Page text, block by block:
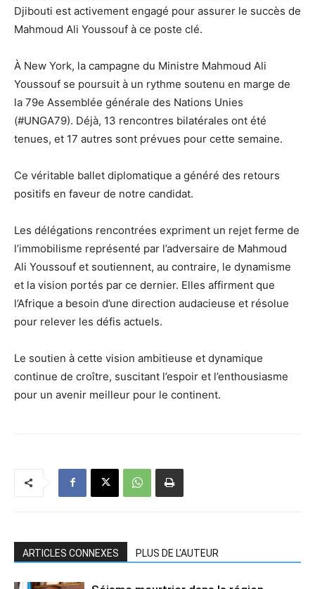
Djibouti est activement engagé pour assurer le succès de
Mahmoud Ali Youssouf à ce poste clé.
À New York, la campagne du Ministre Mahmoud Ali
Youssouf se poursuit à un rythme soutenu en marge de
la 79e Assemblée générale des Nations Unies
(#UNGA79). Déjà, 13 rencontres bilatérales ont été
tenues, et 17 autres sont prévues pour cette semaine.
Ce véritable ballet diplomatique a généré des retours
positifs en faveur de notre candidat.
Les délégations rencontrées expriment un rejet ferme de
l’immobilisme représenté par l’adversaire de Mahmoud
Ali Youssouf et soutiennent, au contraire, le dynamisme
et la vision portés par ce dernier. Elles affirment que
l’Afrique a besoin d’une direction audacieuse et résolue
pour relever les défis actuels.
Le soutien à cette vision ambitieuse et dynamique
continue de croître, suscitant l’espoir et l’enthousiasme
pour un avenir meilleur pour le continent.
ARTICLES CONNEXES PLUS DE L'AUTEUR